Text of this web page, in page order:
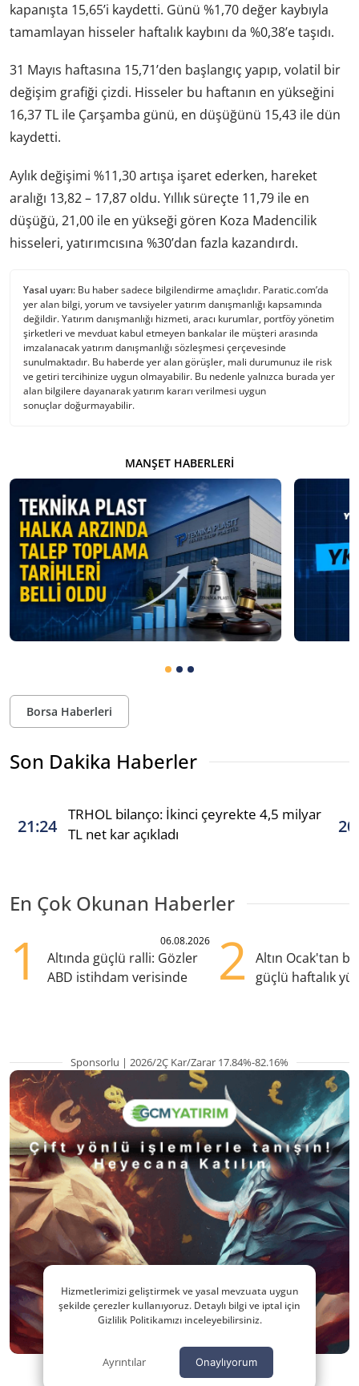
kapanışta 15,65’i kaydetti. Günü %1,70 değer kaybıyla
tamamlayan hisseler haftalık kaybını da %0,38’e taşıdı.
31 Mayıs haftasına 15,71’den başlangıç yapıp, volatil bir
değişim grafiği çizdi. Hisseler bu haftanın en yükseğini
16,37 TL ile Çarşamba günü, en düşüğünü 15,43 ile dün
kaydetti.
Aylık değişimi %11,30 artışa işaret ederken, hareket
aralığı 13,82 – 17,87 oldu. Yıllık süreçte 11,79 ile en
düşüğü, 21,00 ile en yükseği gören Koza Madencilik
hisseleri, yatırımcısına %30’dan fazla kazandırdı.
Yasal uyarı: Bu haber sadece bilgilendirme amaçlıdır. Paratic.com’da
yer alan bilgi, yorum ve tavsiyeler yatırım danışmanlığı kapsamında
değildir. Yatırım danışmanlığı hizmeti, aracı kurumlar, portföy yönetim
şirketleri ve mevduat kabul etmeyen bankalar ile müşteri arasında
imzalanacak yatırım danışmanlığı sözleşmesi çerçevesinde
sunulmaktadır. Bu haberde yer alan görüşler, mali durumunuz ile risk
ve getiri tercihinize uygun olmayabilir. Bu nedenle yalnızca burada yer
alan bilgilere dayanarak yatırım kararı verilmesi uygun
sonuçlar doğurmayabilir.
MANŞET HABERLERI
Borsa Haberleri
Son Dakika Haberler
21:24
TRHOL bilanço: İkinci çeyrekte 4,5 milyar
TL net kar açıkladı
En Çok Okunan Haberler
1 06.08.2026
Altında güçlü ralli: Gözler
ABD istihdam verisinde
2
Altın Ocak'tan
güçlü haftalık
Sponsorlu | 2026/2Ç Kar/Zarar 17.84%-82.16%
Hizmetlerimizi geliştirmek ve yasal mevzuata uygun
şekilde çerezler kullanıyoruz. Detaylı bilgi ve iptal için
Gizlilik Politikamızı inceleyebilirsiniz.
Ayrıntılar Onaylıyorum